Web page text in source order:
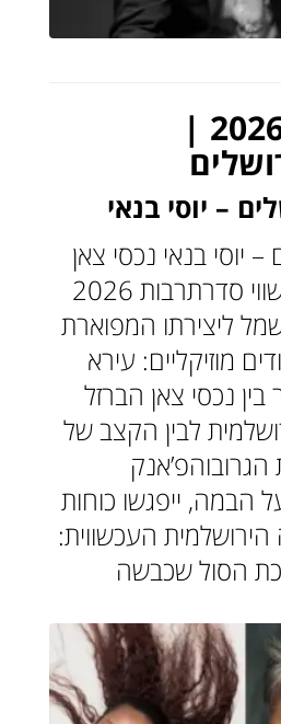
סדרתרבות 2026 |
– יוסי בנאי
– יוסי בנאי נכסי צאן
ברזל בסאונד עכשווי סדרתרבות 2026
ליצירתו המפוארת
מוזיקליים: עירא
נכסי צאן הברזל
לבין הקצב של
הבמה, ייפגשו כוחות
העכשווית:
הסול שכבשה